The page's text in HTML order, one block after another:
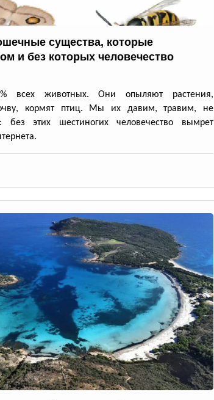
существа, которые
и без которых человечество
всех животных. Они опыляют растения,
кормят птиц. Мы их давим, травим, не
без этих шестиногих человечество вымрет